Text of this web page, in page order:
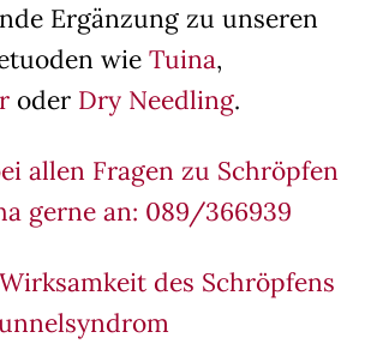
Ergänzung zu unseren
wie Tuina,
oder Dry Needling.
allen Fragen zu Schröpfen
gerne an: 089/366939
des Schröpfens